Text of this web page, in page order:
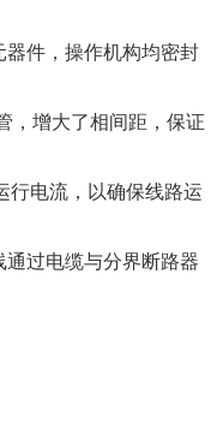
件，操作机构均密封
，增大了相间距，保证
行电流，以确保线路运
过电缆与分界断路器